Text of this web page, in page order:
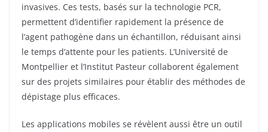
invasives. Ces tests, basés sur la technologie PCR,
permettent d’identifier rapidement la présence de
l’agent pathogène dans un échantillon, réduisant ainsi
le temps d’attente pour les patients. L’Université de
Montpellier et l’Institut Pasteur collaborent également
sur des projets similaires pour établir des méthodes de
dépistage plus efficaces.
Les applications mobiles se révèlent aussi être un outil